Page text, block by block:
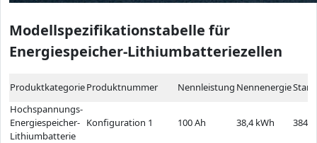
Modellspezifikationstabelle für
Energiespeicher-Lithiumbatteriezellen
ProduktkategorieProduktnummer Nennleistung Nennenergie
Hochspannungs-
Energiespeicher-
Lithiumbatterie
Konfiguration 1 100 Ah 38,4 kWh 384,0